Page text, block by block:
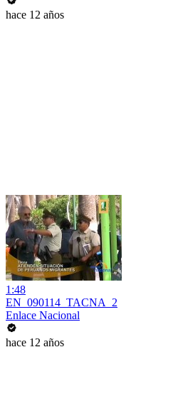
hace 12 años
1:48
EN_090114_TACNA_2
Enlace Nacional
hace 12 años